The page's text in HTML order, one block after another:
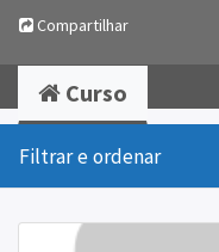
Compartilhar
Curso
Filtrar e ordenar